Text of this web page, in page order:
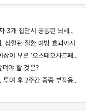
"치매, 인종별로 다른 병일까"…알츠하이머 환자 3개 집단서 공통된 뇌세포 이상 발견
심혈관 질환 예방 효과까지
노인 근육·뼈 동시 붕괴…염증·미토콘드리아 이상이 부른 '오스테오사코페니아' 경고
야 할 것은?
"두 팔로 HIV 잡는 항체"…신규 이중특이 항체, 투여 후 2주간 중증 부작용 보고 없어